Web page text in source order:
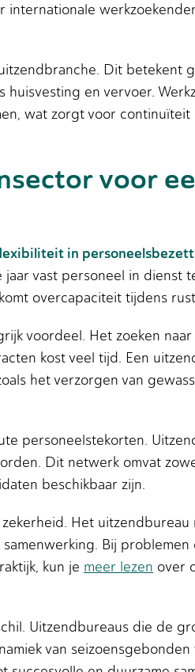
Dit betekent
en vervoer.
wat zorgt voor
voor
in
vast personeel in dienst
overcapaciteit tijdens
voordeel. Het zoeken naar
kost veel tijd. Een
het verzorgen van
personeelstekorten.
Dit netwerk omvat
beschikbaar zijn.
Het uitzendbureau
Bij problemen
kun je meer lezen over
Uitzendbureaus die de
van